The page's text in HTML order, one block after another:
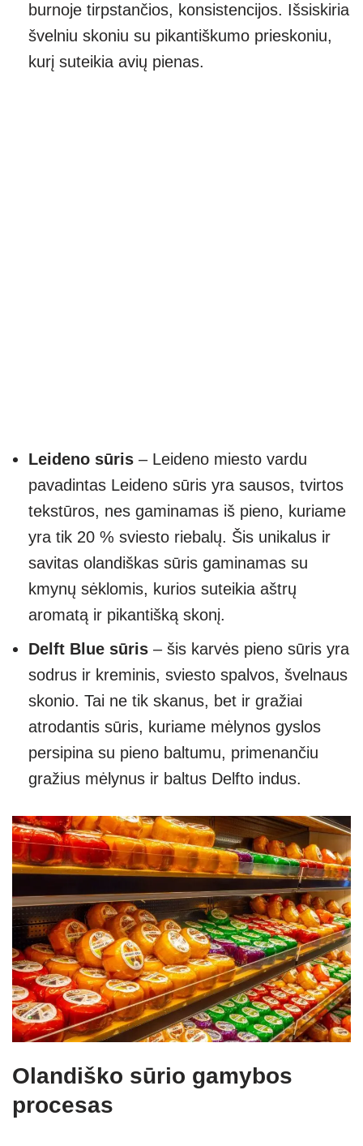
burnoje tirpstančios, konsistencijos. Išsiskiria
švelniu skoniu su pikantiškumo prieskoniu,
kurį suteikia avių pienas.
Leideno sūris – Leideno miesto vardu
pavadintas Leideno sūris yra sausos, tvirtos
tekstūros, nes gaminamas iš pieno, kuriame
yra tik 20 % sviesto riebalų. Šis unikalus ir
savitas olandiškas sūris gaminamas su
kmynų sėklomis, kurios suteikia aštrų
aromatą ir pikantišką skonį.
Delft Blue sūris – šis karvės pieno sūris yra
sodrus ir kreminis, sviesto spalvos, švelnaus
skonio. Tai ne tik skanus, bet ir gražiai
atrodantis sūris, kuriame mėlynos gyslos
persipina su pieno baltumu, primenančiu
gražius mėlynus ir baltus Delfto indus.
Olandiško sūrio gamybos
procesas